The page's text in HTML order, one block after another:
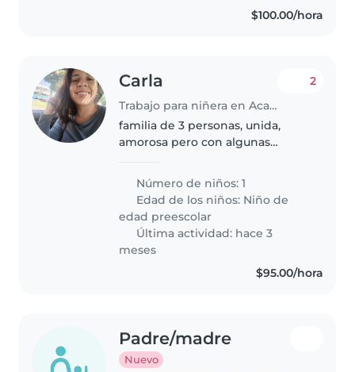
$100.00/hora
Carla
Trabajo para niñera en Acapulco
2
familia de 3 personas, unida,
amorosa pero con algunas
hijo aprenda cosas nuevas y
busque interesarse en cosas
distintas mi esposo es una
persona trabajadora..
Número de niños: 1
Edad de los niños: Niño de
edad preescolar
Última actividad: hace 3
meses
$95.00/hora
Padre/madre
Nuevo